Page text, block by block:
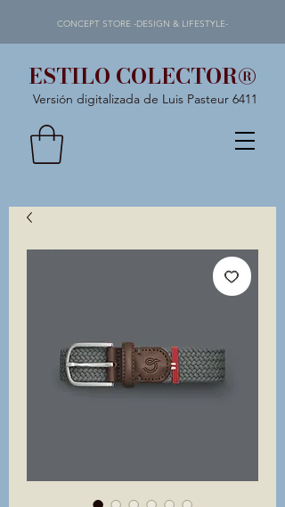
ESTILO COLECTOR®
Versión digitalizada de Luis Pasteur 6411
CONCEPT STORE -DESIGN & LIFESTYLE-